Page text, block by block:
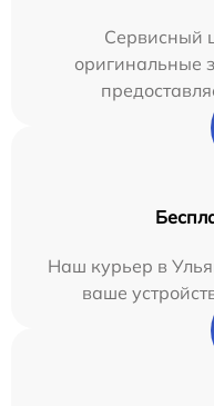
Сервисный
оригинальные
Наш курьер в
ваше